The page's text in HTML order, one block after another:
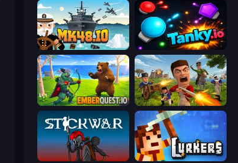
Mk48.io Tanky.io
EmberQuest.io Redcoats.io
Stick War Lurkers.io